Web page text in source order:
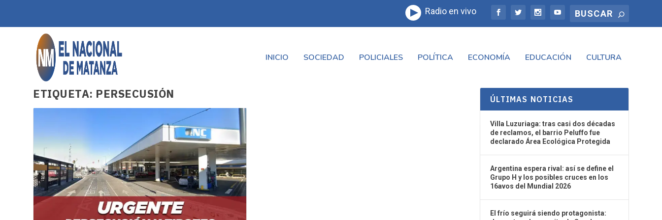
Radio en vivo
INICIO SOCIEDAD POLICIALES POLÍTICA ECONOMÍA EDUCACIÓN CULTURA
ETIQUETA: PERSECUSIÓN ÚLTIMAS NOTICIAS
Villa Luzuriaga: tras casi dos décadas
de reclamos, el barrio Peluffo fue
declarado Área Ecológica Protegida
Argentina espera rival: así se define el
Grupo H y los posibles cruces en los
16avos del Mundial 2026
El frío seguirá siendo protagonista: